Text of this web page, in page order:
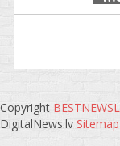
Copyright
DigitalNews.lv Sitemap